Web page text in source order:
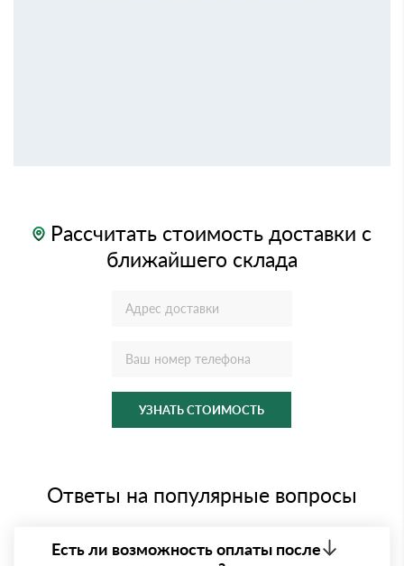
Рассчитать стоимость доставки с
ближайшего склада
УЗНАТЬ СТОИМОСТЬ
Ответы на популярные вопросы
Есть ли возможность оплаты после